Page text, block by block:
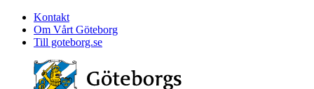
Kontakt
Om Vårt Göteborg
Till goteborg.se